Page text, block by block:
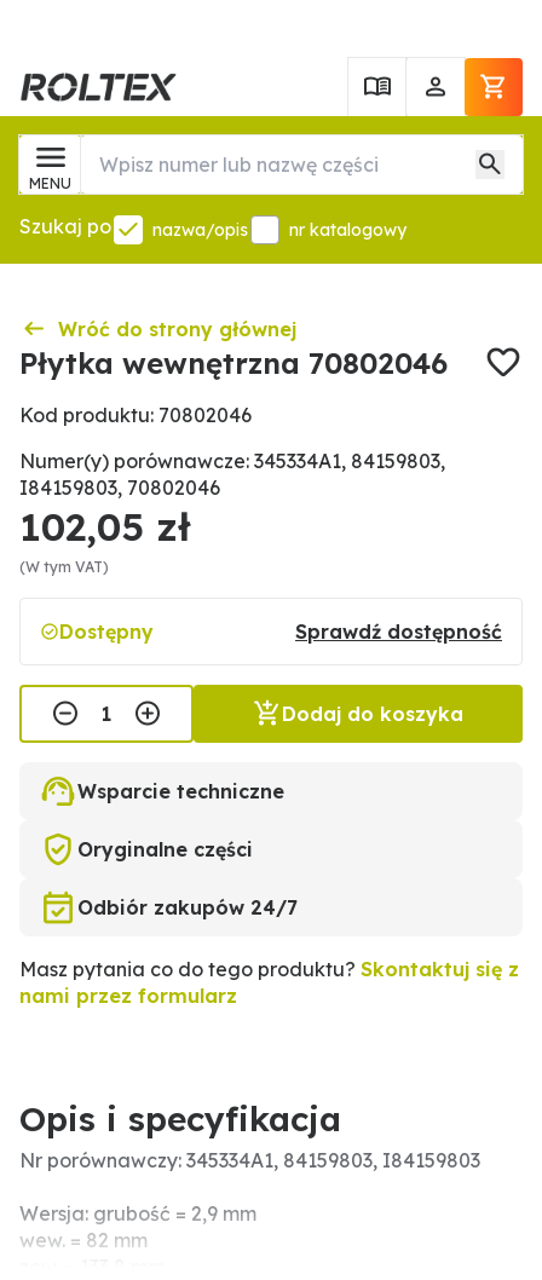
MENU
Szukaj po nazwa/opis nr katalogowy
Wróć do strony głównej
Płytka wewnętrzna 70802046
Kod produktu: 70802046
Numer(y) porównawcze: 345334A1, 84159803,
I84159803, 70802046
102,05 zł
(W tym VAT)
Dostępny Sprawdź dostępność
Dodaj do koszyka
Wsparcie techniczne
Oryginalne części
Odbiór zakupów 24/7
Masz pytania co do tego produktu? Skontaktuj się z
nami przez formularz
Opis i specyfikacja
Nr porównawczy: 345334A1, 84159803, I84159803
Wersja: grubość = 2,9 mm
wew. = 82 mm